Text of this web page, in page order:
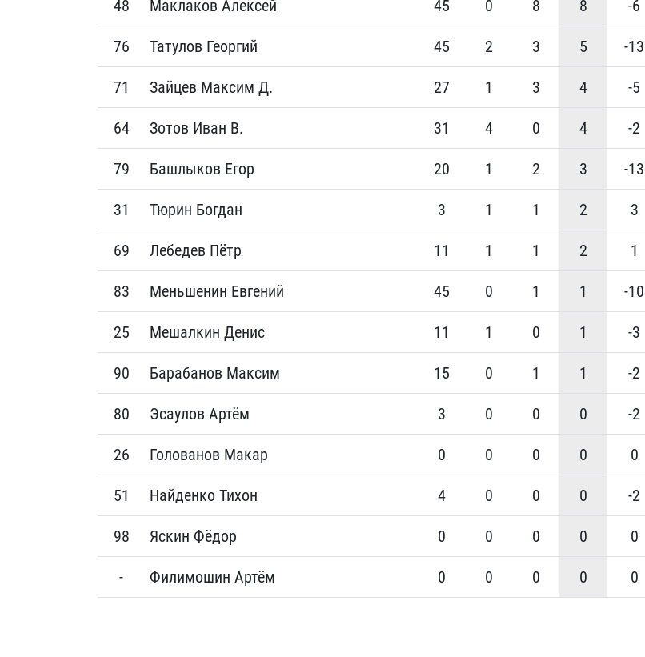
48 Маклаков Алексей 45 0 8 8 -6
76 Татулов Георгий 45 2 3 5 -13
71 Зайцев Максим Д. 27 1 3 4 -5
64 Зотов Иван В. 31 4 0 4 -2
79 Башлыков Егор 20 1 2 3 -13
31 Тюрин Богдан 3 1 1 2 3
69 Лебедев Пётр 11 1 1 2 1
83 Меньшенин Евгений 45 0 1 1 -10
25 Мешалкин Денис 11 1 0 1 -3
90 Барабанов Максим 15 0 1 1 -2
80 Эсаулов Артём 3 0 0 0 -2
26 Голованов Макар 0 0 0 0 0
51 Найденко Тихон 4 0 0 0 -2
98 Яскин Фёдор 0 0 0 0 0
- Филимошин Артём 0 0 0 0 0